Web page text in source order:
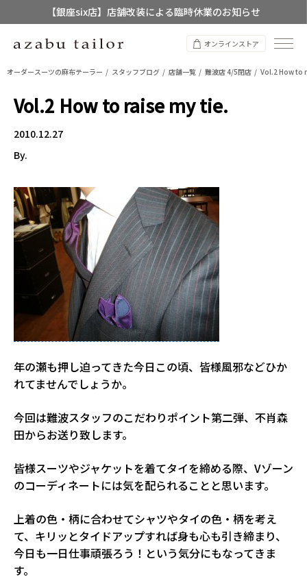
【店舗限定】レディースオーダースーツ
8/12~8/16 夏季休業のお知らせ
オンラインストア
オーダースーツの麻布テーラー スタッフブログ 店舗一覧 難波店 4/5閉店 Vol.2 How to
Vol.2 How to raise my tie.
2010.12.27
By.
年の瀬も押し迫ってきた今日この頃、皆様風邪などひか
れてませんでしょうか。
今回は難波スタッフのこだわりポイント第二弾、不肖森
田からお送り致します。
皆様スーツやジャケットを着てタイを締める際、Vゾーン
のコーディネートには気を配られることと思います。
上着の色・柄に合わせてシャツやタイの色・柄を考え
て、キリッとタイドアップすれば身も心も引き締まり、
今日も一日仕事頑張ろう！という気分にもなってきま
す。